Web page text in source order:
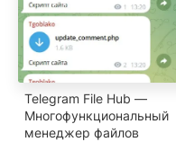
Telegram File Hub —
Многофункциональный
менеджер файлов